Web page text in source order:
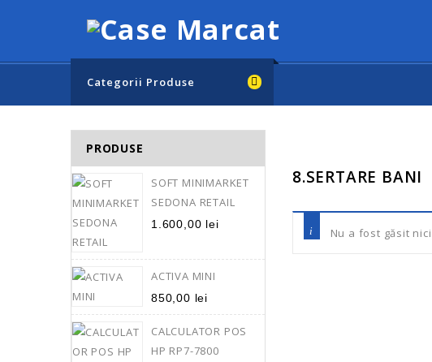
Categorii Produse
8.SERTARE BANI
Nu a fost găsit
PRODUSE
SOFT MINIMARKET
SEDONA RETAIL
1.600,00 lei
ACTIVA MINI
850,00 lei
CALCULATOR POS
HP RP7-7800